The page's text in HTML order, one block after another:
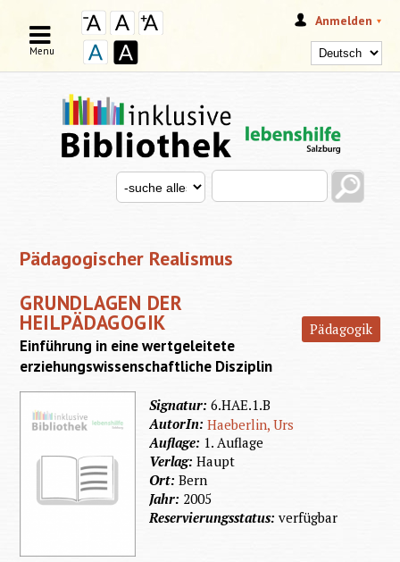
Anmelden
SUCHFORMULAR
Search this site
Search for
Menu
Pädagogischer Realismus
GRUNDLAGEN DER
HEILPÄDAGOGIK Pädagogik
Einführung in eine wertgeleitete
erziehungswissenschaftliche Disziplin
Signatur:6.HAE.1.B
AutorIn:Haeberlin, Urs
Auflage: 1. Auflage
Verlag:Haupt
Ort:Bern
Jahr: 2005
Reservierungsstatus:verfügbar